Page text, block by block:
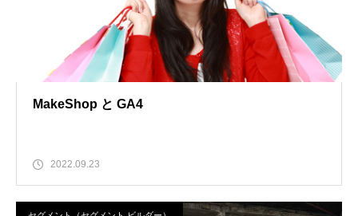
MakeShop と GA4
2022.09.23